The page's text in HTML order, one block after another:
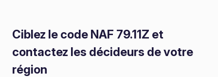
Ciblez le code NAF 79.11Z et
contactez les décideurs de votre
région